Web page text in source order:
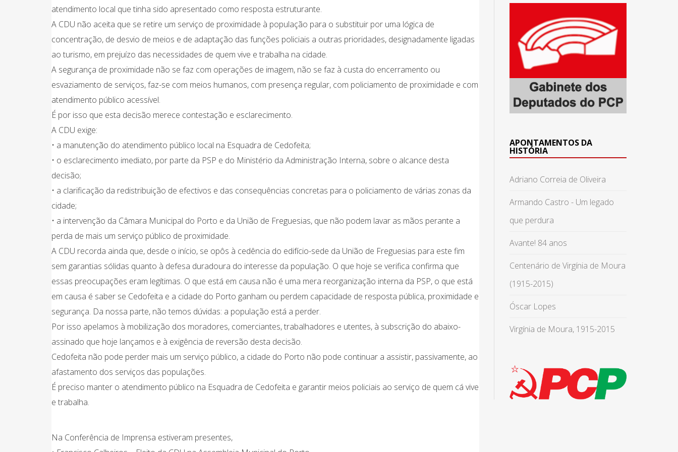
atendimento local que tinha sido apresentado como resposta estruturante.
A CDU não aceita que se retire um serviço de proximidade à população para o substituir por uma lógica de
concentração, de desvio de meios e de adaptação das funções policiais a outras prioridades, designadamente ligadas
ao turismo, em prejuízo das necessidades de quem vive e trabalha na cidade.
A segurança de proximidade não se faz com operações de imagem, não se faz à custa do encerramento ou
esvaziamento de serviços, faz-se com meios humanos, com presença regular, com policiamento de proximidade e com
atendimento público acessível.
É por isso que esta decisão merece contestação e esclarecimento.
A CDU exige:
• a manutenção do atendimento público local na Esquadra de Cedofeita;
• o esclarecimento imediato, por parte da PSP e do Ministério da Administração Interna, sobre o alcance desta
decisão;
• a clarificação da redistribuição de efectivos e das consequências concretas para o policiamento de várias zonas da
cidade;
• a intervenção da Câmara Municipal do Porto e da União de Freguesias, que não podem lavar as mãos perante a
perda de mais um serviço público de proximidade.
A CDU recorda ainda que, desde o início, se opôs à cedência do edifício-sede da União de Freguesias para este fim
sem garantias sólidas quanto à defesa duradoura do interesse da população. O que hoje se verifica confirma que
essas preocupações eram legítimas. O que está em causa não é uma mera reorganização interna da PSP, o que está
em causa é saber se Cedofeita e a cidade do Porto ganham ou perdem capacidade de resposta pública, proximidade e
segurança. Da nossa parte, não temos dúvidas: a população está a perder.
Por isso apelamos à mobilização dos moradores, comerciantes, trabalhadores e utentes, à subscrição do abaixo-
assinado que hoje lançamos e à exigência de reversão desta decisão.
Cedofeita não pode perder mais um serviço público, a cidade do Porto não pode continuar a assistir, passivamente, ao
afastamento dos serviços das populações.
É preciso manter o atendimento público na Esquadra de Cedofeita e garantir meios policiais ao serviço de quem cá vive
e trabalha.
Na Conferência de Imprensa estiveram presentes,
APONTAMENTOS DA
HISTÓRIA
Adriano Correia de Oliveira
Armando Castro - Um legado
que perdura
Avante! 84 anos
Centenário de Virgínia de Moura
(1915-2015)
Óscar Lopes
Virgínia de Moura, 1915-2015